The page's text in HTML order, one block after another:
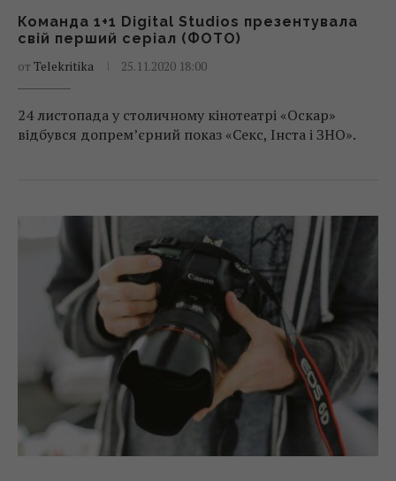
Команда 1+1 Digital Studios презентувала
свій перший серіал (ФОТО)
от Telekritika 25.11.2020 18:00
24 листопада у столичному кінотеатрі «Оскар»
відбувся допрем’єрний показ «Секс, Інста і ЗНО».